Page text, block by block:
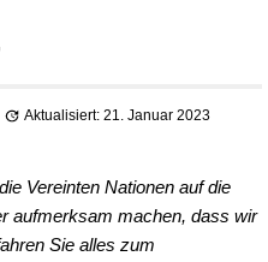
Aktualisiert: 21. Januar 2023
Vereinten Nationen auf die
aufmerksam machen, dass wir
Sie alles zum